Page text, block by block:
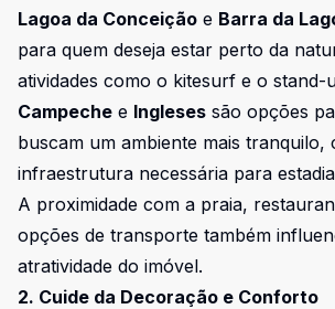
Lagoa da Conceição e Barra da
para quem deseja estar perto da
atividades como o kitesurf e o stand-
Campeche e Ingleses são opções
buscam um ambiente mais tranquilo,
infraestrutura necessária para
A proximidade com a praia,
opções de transporte também
atratividade do imóvel.
2. Cuide da Decoração e Conforto